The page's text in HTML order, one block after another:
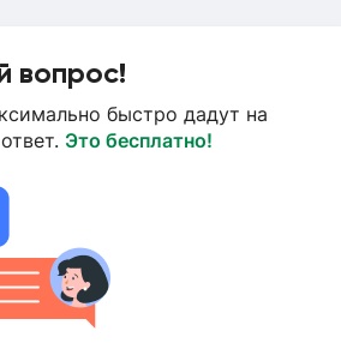
вопрос!
быстро дадут на
Это бесплатно!